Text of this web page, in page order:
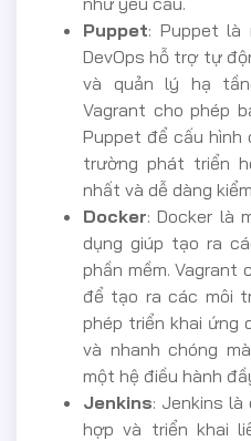
Puppet: Puppet là
DevOps hỗ trợ tự
và quản lý hạ
Vagrant cho phép
Puppet để cấu hình
trường phát triển
nhất và dễ dàng
Docker: Docker là
dụng giúp tạo ra
phần mềm. Vagrant
để tạo ra các môi
phép triển khai ứng
và nhanh chóng
một hệ điều hành
Jenkins: Jenkins
hợp và triển khai